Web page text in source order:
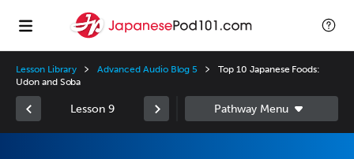
Lesson Library Advanced Audio Blog 5
Top 10 Japanese Foods:
Udon and Soba
Lesson 9